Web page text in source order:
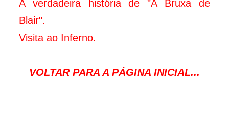
A verdadeira história de "A Bruxa de
Blair".
Visita ao Inferno.
VOLTAR PARA A PÁGINA INICIAL...